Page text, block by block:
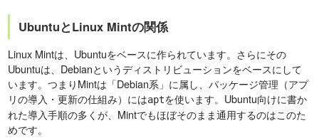
UbuntuとLinux Mintの関係
Linux Mintは、Ubuntuをベースに作られています。さらにその
Ubuntuは、Debianというディストリビューションをベースにして
います。つまりMintは「Debian系」に属し、パッケージ管理（アプ
リの導入・更新の仕組み）にはaptを使います。Ubuntu向けに書か
れた導入手順の多くが、Mintでもほぼそのまま通用するのはこのた
めです。